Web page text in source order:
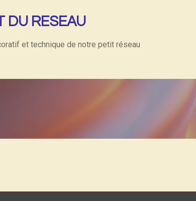
DU RESEAU
et technique de notre petit réseau